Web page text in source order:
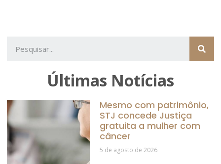
Últimas Notícias
Mesmo com patrimônio,
STJ concede Justiça
gratuita a mulher com
câncer
5 de agosto de 2026